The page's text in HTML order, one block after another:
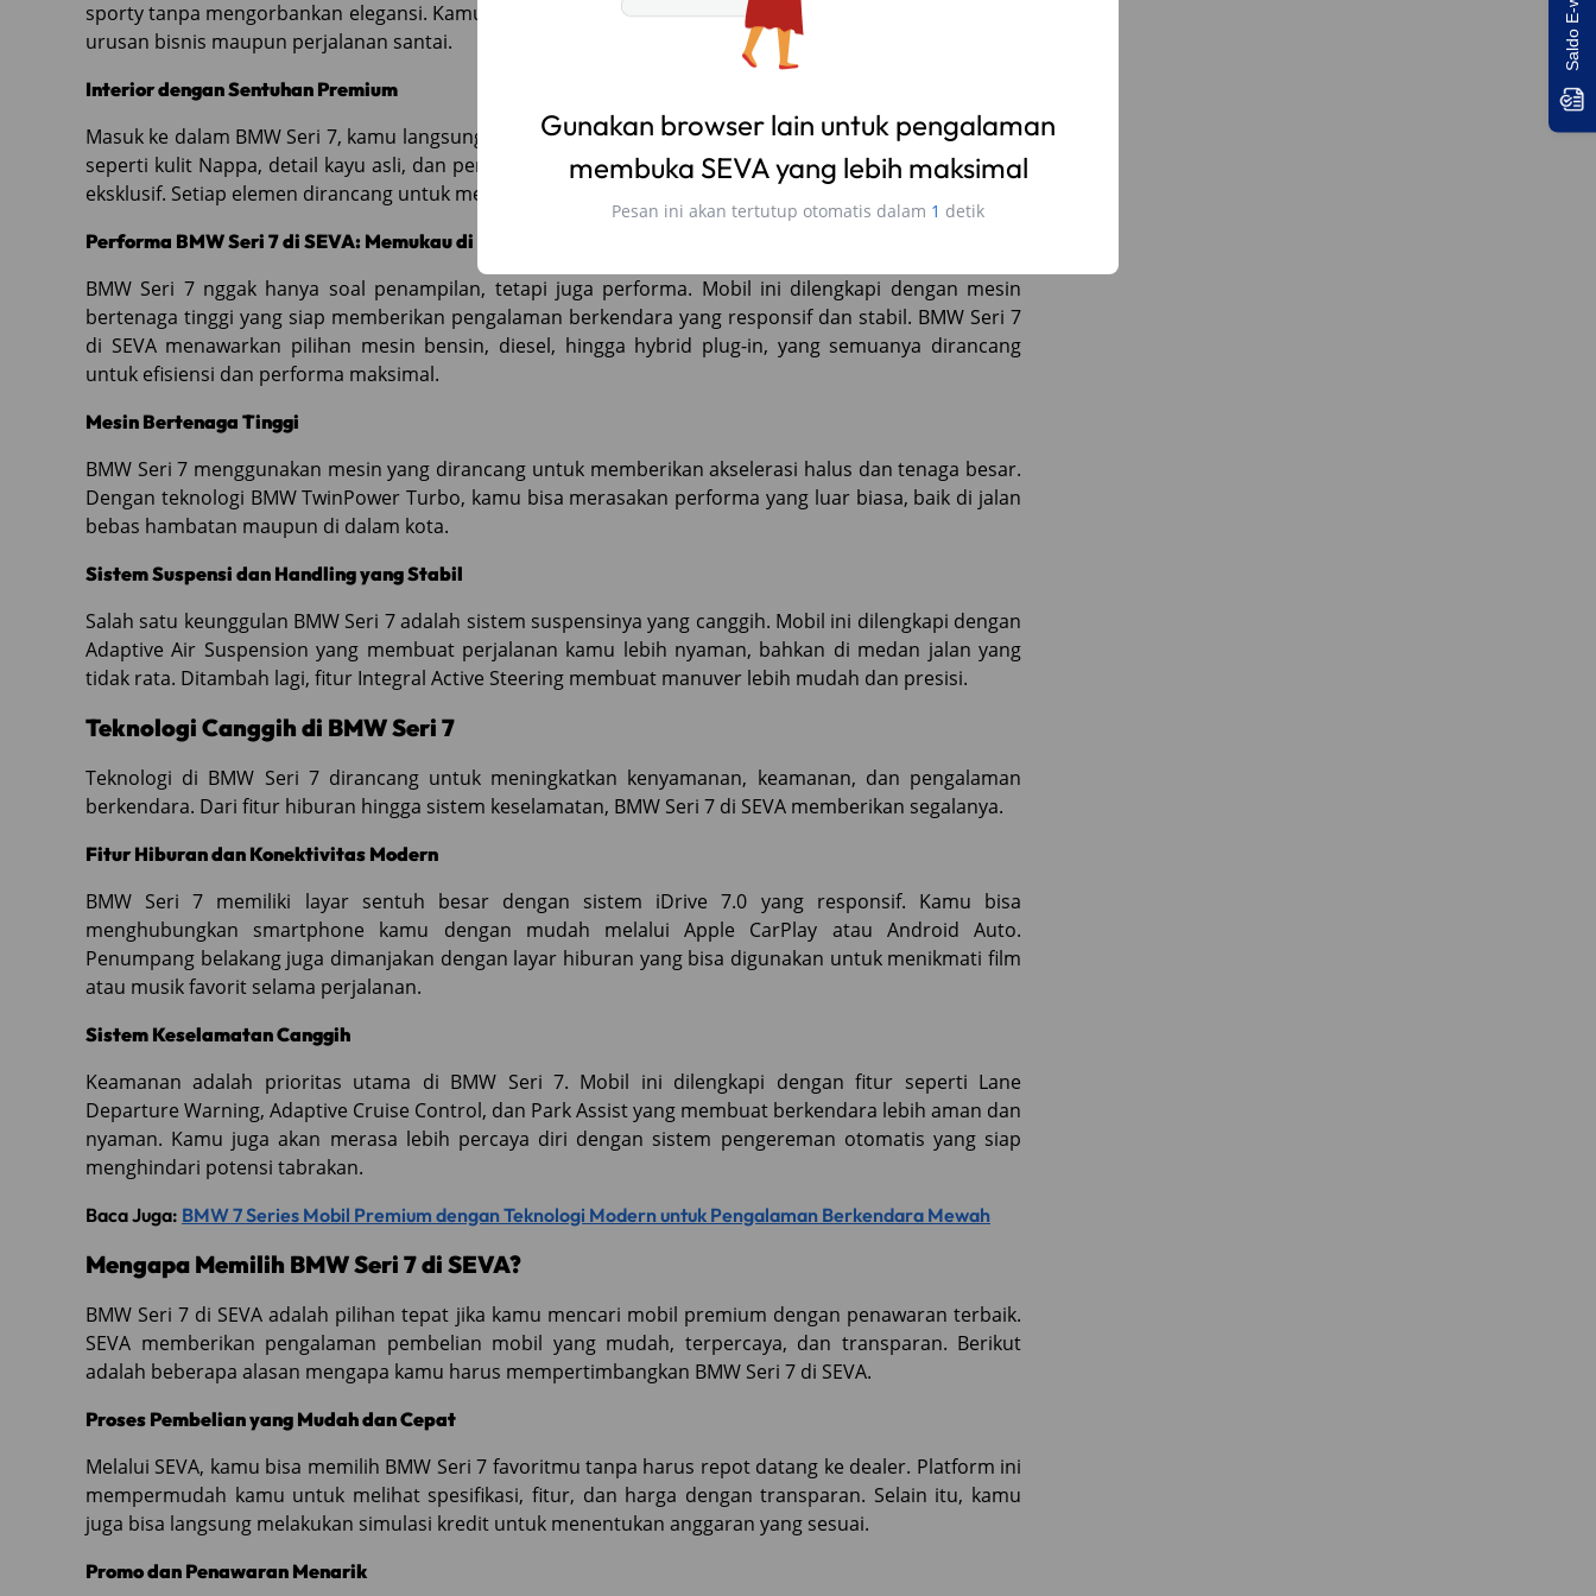
sporty tanpa mengorbankan elegansi. Kamu bisa tampil penuh percaya diri dengan mobil ini, baik untuk
urusan bisnis maupun perjalanan santai.
Interior dengan Sentuhan Premium
Masuk ke dalam BMW Seri 7, kamu langsung disambut dengan interior yang berkelas. Material premium
seperti kulit Nappa, detail kayu asli, dan pencahayaan ambient memberikan suasana yang nyaman dan
eksklusif. Setiap elemen dirancang untuk memberikan pengalaman berkendara terbaik.
Performa BMW Seri 7 di SEVA: Memukau di Jalan
BMW Seri 7 nggak hanya soal penampilan, tetapi juga performa. Mobil ini dilengkapi dengan mesin
bertenaga tinggi yang siap memberikan pengalaman berkendara yang responsif dan stabil. BMW Seri 7
di SEVA menawarkan pilihan mesin bensin, diesel, hingga hybrid plug-in, yang semuanya dirancang
untuk efisiensi dan performa maksimal.
Mesin Bertenaga Tinggi
BMW Seri 7 menggunakan mesin yang dirancang untuk memberikan akselerasi halus dan tenaga besar.
Dengan teknologi BMW TwinPower Turbo, kamu bisa merasakan performa yang luar biasa, baik di jalan
bebas hambatan maupun di dalam kota.
Sistem Suspensi dan Handling yang Stabil
Salah satu keunggulan BMW Seri 7 adalah sistem suspensinya yang canggih. Mobil ini dilengkapi dengan
Adaptive Air Suspension yang membuat perjalanan kamu lebih nyaman, bahkan di medan jalan yang
tidak rata. Ditambah lagi, fitur Integral Active Steering membuat manuver lebih mudah dan presisi.
Teknologi Canggih di BMW Seri 7
Teknologi di BMW Seri 7 dirancang untuk meningkatkan kenyamanan, keamanan, dan pengalaman
berkendara. Dari fitur hiburan hingga sistem keselamatan, BMW Seri 7 di SEVA memberikan segalanya.
Fitur Hiburan dan Konektivitas Modern
BMW Seri 7 memiliki layar sentuh besar dengan sistem iDrive 7.0 yang responsif. Kamu bisa
menghubungkan smartphone kamu dengan mudah melalui Apple CarPlay atau Android Auto.
Penumpang belakang juga dimanjakan dengan layar hiburan yang bisa digunakan untuk menikmati film
atau musik favorit selama perjalanan.
Sistem Keselamatan Canggih
Keamanan adalah prioritas utama di BMW Seri 7. Mobil ini dilengkapi dengan fitur seperti Lane
Departure Warning, Adaptive Cruise Control, dan Park Assist yang membuat berkendara lebih aman dan
nyaman. Kamu juga akan merasa lebih percaya diri dengan sistem pengereman otomatis yang siap
menghindari potensi tabrakan.
Baca Juga: BMW 7 Series Mobil Premium dengan Teknologi Modern untuk Pengalaman Berkendara Mewah
Mengapa Memilih BMW Seri 7 di SEVA?
BMW Seri 7 di SEVA adalah pilihan tepat jika kamu mencari mobil premium dengan penawaran terbaik.
SEVA memberikan pengalaman pembelian mobil yang mudah, terpercaya, dan transparan. Berikut
adalah beberapa alasan mengapa kamu harus mempertimbangkan BMW Seri 7 di SEVA.
Proses Pembelian yang Mudah dan Cepat
Melalui SEVA, kamu bisa memilih BMW Seri 7 favoritmu tanpa harus repot datang ke dealer. Platform ini
mempermudah kamu untuk melihat spesifikasi, fitur, dan harga dengan transparan. Selain itu, kamu
juga bisa langsung melakukan simulasi kredit untuk menentukan anggaran yang sesuai.
Promo dan Penawaran Menarik